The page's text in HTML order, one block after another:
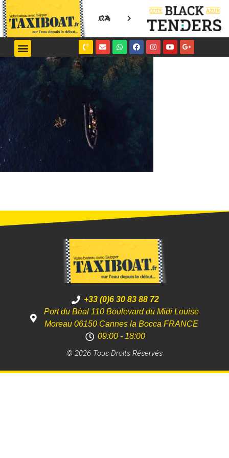
成為
+33 (0)6 30 83 88 72
Port du Béal 110 Boulevard du Midi Louise
Moreau 06150 Cannes la Bocca FRANCE
09:00 - 18:00
© 2026 Tous Droits Réservés